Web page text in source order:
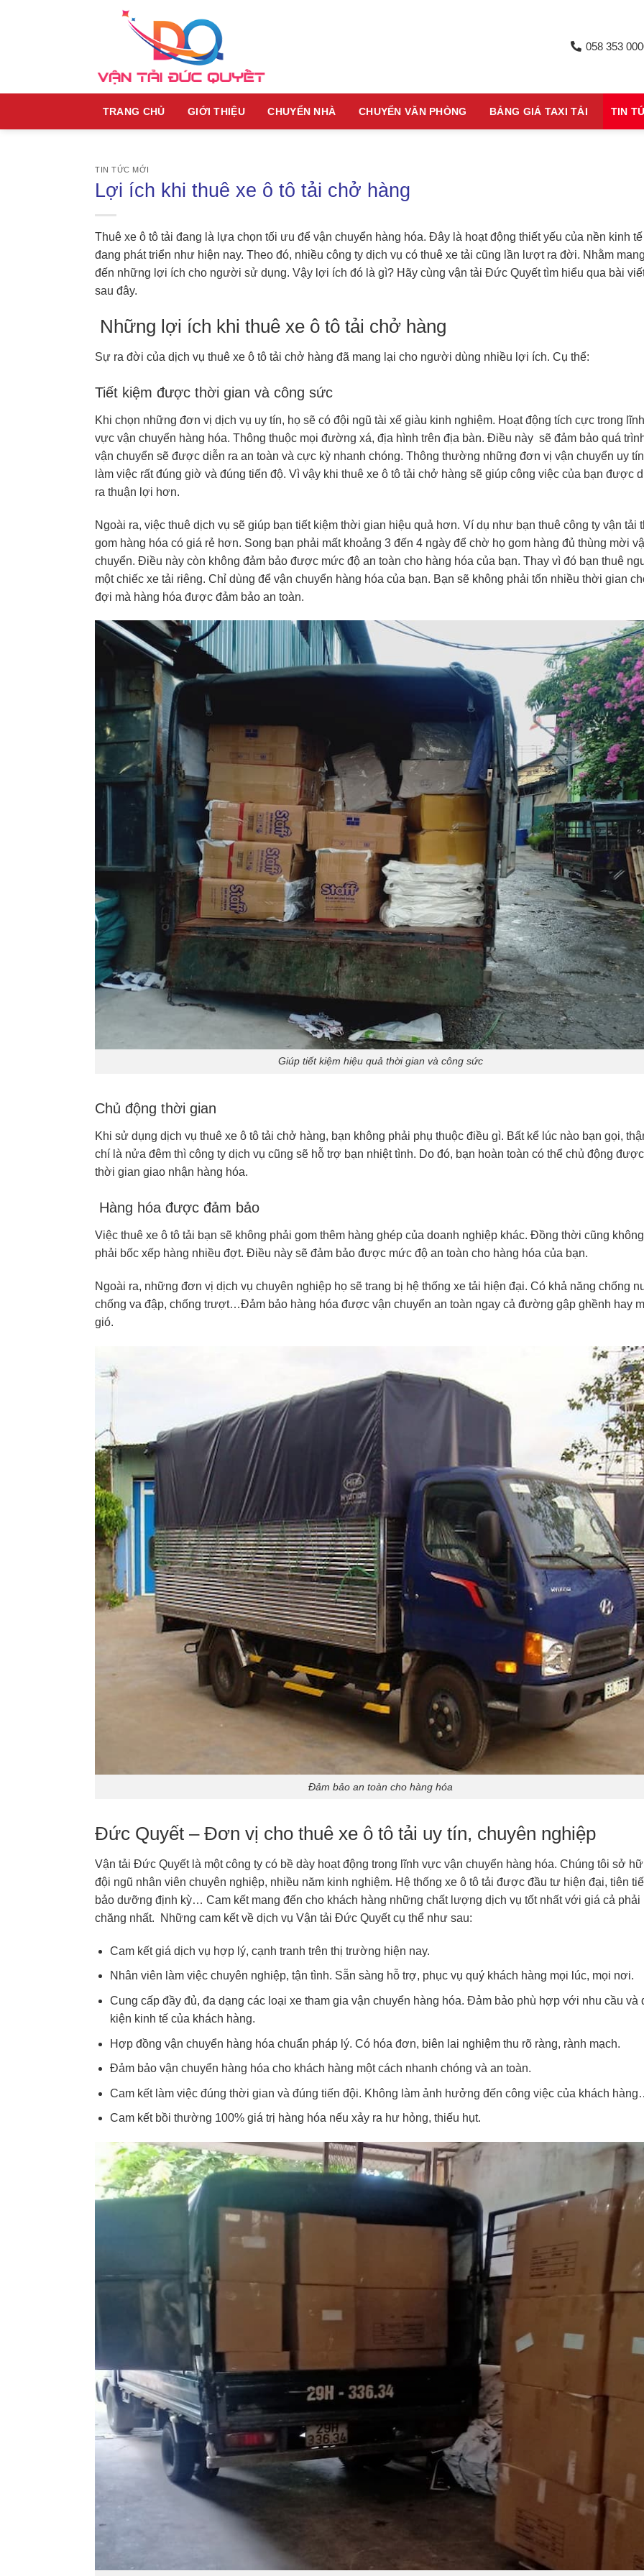
058 353
TRANG CHỦ GIỚI THIỆU CHUYỂN NHÀ CHUYỂN VĂN PHÒNG BẢNG GIÁ TAXI TẢI TIN
TIN TỨC MỚI
Lợi ích khi thuê xe ô tô tải chở hàng
Thuê xe ô tô tải đang là lựa chọn tối ưu để vận chuyển hàng hóa. Đây là hoạt động thiết yếu của nền kinh tế
đang phát triển như hiện nay. Theo đó, nhiều công ty dịch vụ có thuê xe tải cũng lần lượt ra đời. Nhằm
đến những lợi ích cho người sử dụng. Vậy lợi ích đó là gì? Hãy cùng vận tải Đức Quyết tìm hiểu qua bài
sau đây.
Những lợi ích khi thuê xe ô tô tải chở hàng
Sự ra đời của dịch vụ thuê xe ô tô tải chở hàng đã mang lại cho người dùng nhiều lợi ích. Cụ thể:
Tiết kiệm được thời gian và công sức
Khi chọn những đơn vị dịch vụ uy tín, họ sẽ có đội ngũ tài xế giàu kinh nghiệm. Hoạt động tích cực trong lĩnh
vực vận chuyển hàng hóa. Thông thuộc mọi đường xá, địa hình trên địa bàn. Điều này sẽ đảm bảo quá
vận chuyển sẽ được diễn ra an toàn và cực kỳ nhanh chóng. Thông thường những đơn vị vận chuyển uy
làm việc rất đúng giờ và đúng tiến độ. Vì vậy khi thuê xe ô tô tải chở hàng sẽ giúp công việc của bạn được
ra thuận lợi hơn.
Ngoài ra, việc thuê dịch vụ sẽ giúp bạn tiết kiệm thời gian hiệu quả hơn. Ví dụ như bạn thuê công ty vận tải
gom hàng hóa có giá rẻ hơn. Song bạn phải mất khoảng 3 đến 4 ngày để chờ họ gom hàng đủ thùng mời
chuyển. Điều này còn không đảm bảo được mức độ an toàn cho hàng hóa của bạn. Thay vì đó bạn thuê
một chiếc xe tải riêng. Chỉ dùng để vận chuyển hàng hóa của bạn. Bạn sẽ không phải tốn nhiều thời gian
đợi mà hàng hóa được đảm bảo an toàn.
Giúp tiết kiệm hiệu quả thời gian và công sức
Chủ động thời gian
Khi sử dụng dịch vụ thuê xe ô tô tải chở hàng, bạn không phải phụ thuộc điều gì. Bất kể lúc nào bạn gọi,
chí là nửa đêm thì công ty dịch vụ cũng sẽ hỗ trợ bạn nhiệt tình. Do đó, bạn hoàn toàn có thể chủ động được
thời gian giao nhận hàng hóa.
Hàng hóa được đảm bảo
Việc thuê xe ô tô tải bạn sẽ không phải gom thêm hàng ghép của doanh nghiệp khác. Đồng thời cũng không
phải bốc xếp hàng nhiều đợt. Điều này sẽ đảm bảo được mức độ an toàn cho hàng hóa của bạn.
Ngoài ra, những đơn vị dịch vụ chuyên nghiệp họ sẽ trang bị hệ thống xe tải hiện đại. Có khả năng chống
chống va đập, chống trượt…Đảm bảo hàng hóa được vận chuyển an toàn ngay cả đường gập ghềnh hay
gió.
Đảm bảo an toàn cho hàng hóa
Đức Quyết – Đơn vị cho thuê xe ô tô tải uy tín, chuyên nghiệp
Vận tải Đức Quyết là một công ty có bề dày hoạt động trong lĩnh vực vận chuyển hàng hóa. Chúng tôi sở
đội ngũ nhân viên chuyên nghiệp, nhiều năm kinh nghiệm. Hệ thống xe ô tô tải được đầu tư hiện đại, tiên
bảo dưỡng định kỳ… Cam kết mang đến cho khách hàng những chất lượng dịch vụ tốt nhất với giá cả phải
chăng nhất. Những cam kết về dịch vụ Vận tải Đức Quyết cụ thể như sau:
Cam kết giá dịch vụ hợp lý, cạnh tranh trên thị trường hiện nay.
Nhân viên làm việc chuyên nghiệp, tận tình. Sẵn sàng hỗ trợ, phục vụ quý khách hàng mọi lúc, mọi nơi.
Cung cấp đầy đủ, đa dạng các loại xe tham gia vận chuyển hàng hóa. Đảm bảo phù hợp với nhu cầu và
kiện kinh tế của khách hàng.
Hợp đồng vận chuyển hàng hóa chuẩn pháp lý. Có hóa đơn, biên lai nghiệm thu rõ ràng, rành mạch.
Đảm bảo vận chuyển hàng hóa cho khách hàng một cách nhanh chóng và an toàn.
Cam kết làm việc đúng thời gian và đúng tiến đội. Không làm ảnh hưởng đến công việc của khách
Cam kết bồi thường 100% giá trị hàng hóa nếu xảy ra hư hỏng, thiếu hụt.